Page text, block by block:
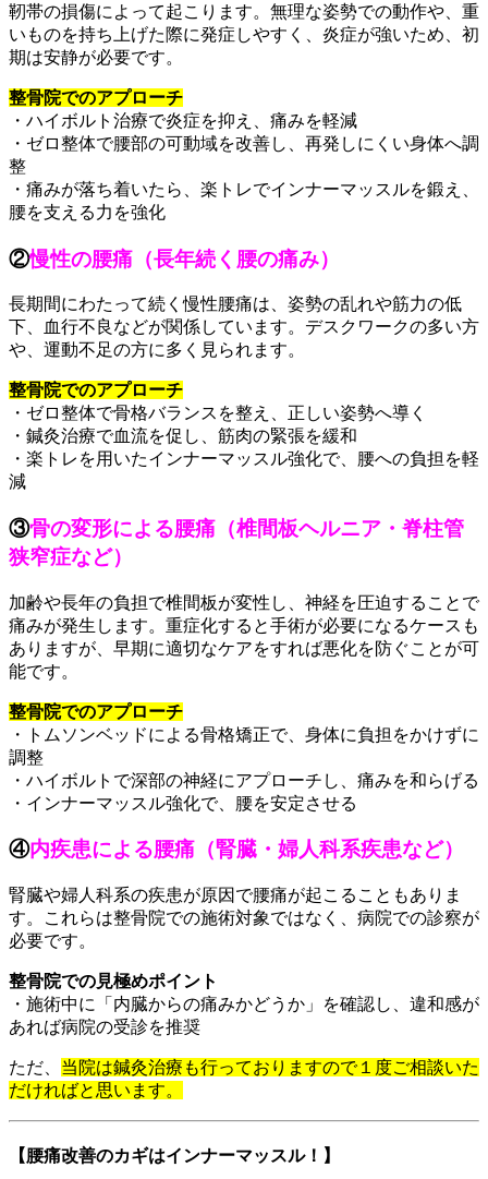
靭帯の損傷によって起こります。無理な姿勢での動作や、重
いものを持ち上げた際に発症しやすく、炎症が強いため、初
期は安静が必要です。
整骨院でのアプローチ
・ハイボルト治療で炎症を抑え、痛みを軽減
・ゼロ整体で腰部の可動域を改善し、再発しにくい身体へ調
整
・痛みが落ち着いたら、楽トレでインナーマッスルを鍛え、
腰を支える力を強化
②慢性の腰痛（長年続く腰の痛み）
長期間にわたって続く慢性腰痛は、姿勢の乱れや筋力の低
下、血行不良などが関係しています。デスクワークの多い方
や、運動不足の方に多く見られます。
整骨院でのアプローチ
・ゼロ整体で骨格バランスを整え、正しい姿勢へ導く
・鍼灸治療で血流を促し、筋肉の緊張を緩和
・楽トレを用いたインナーマッスル強化で、腰への負担を軽
減
③骨の変形による腰痛（椎間板ヘルニア・脊柱管
狭窄症など）
加齢や長年の負担で椎間板が変性し、神経を圧迫することで
痛みが発生します。重症化すると手術が必要になるケースも
ありますが、早期に適切なケアをすれば悪化を防ぐことが可
能です。
整骨院でのアプローチ
・トムソンベッドによる骨格矯正で、身体に負担をかけずに
調整
・ハイボルトで深部の神経にアプローチし、痛みを和らげる
・インナーマッスル強化で、腰を安定させる
④内疾患による腰痛（腎臓・婦人科系疾患など）
腎臓や婦人科系の疾患が原因で腰痛が起こることもありま
す。これらは整骨院での施術対象ではなく、病院での診察が
必要です。
整骨院での見極めポイント
・施術中に「内臓からの痛みかどうか」を確認し、違和感が
あれば病院の受診を推奨
ただ、 当院は鍼灸治療も行っておりますので１度ご相談いた
だければと思います。
【腰痛改善のカギはインナーマッスル！】